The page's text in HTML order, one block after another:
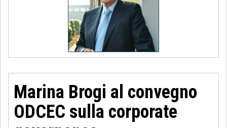
Marina Brogi al convegno
ODCEC sulla corporate